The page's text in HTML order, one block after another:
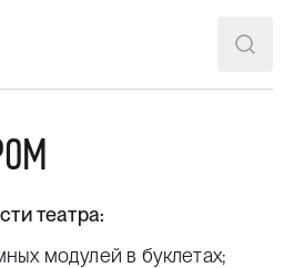
оперы и балета
театра:
модулей в буклетах;